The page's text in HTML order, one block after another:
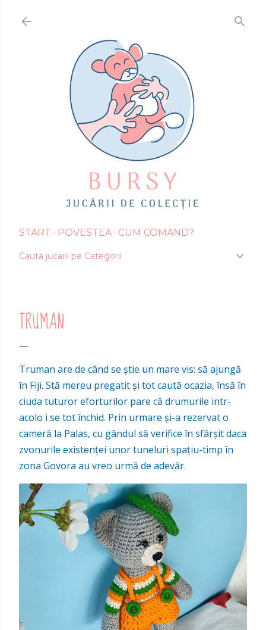
START POVESTEA CUM COMAND?
Cauta jucarii pe Categorii
TRUMAN
Truman are de când se știe un mare vis: să ajungă
în Fiji. Stă mereu pregatit și tot caută ocazia, însă în
ciuda tuturor eforturilor pare că drumurile intr-
acolo i se tot închid. Prin urmare și-a rezervat o
cameră la Palas, cu gândul să verifice în sfârșit daca
zvonurile existenței unor tuneluri spațiu-timp în
zona Govora au vreo urmă de adevăr.